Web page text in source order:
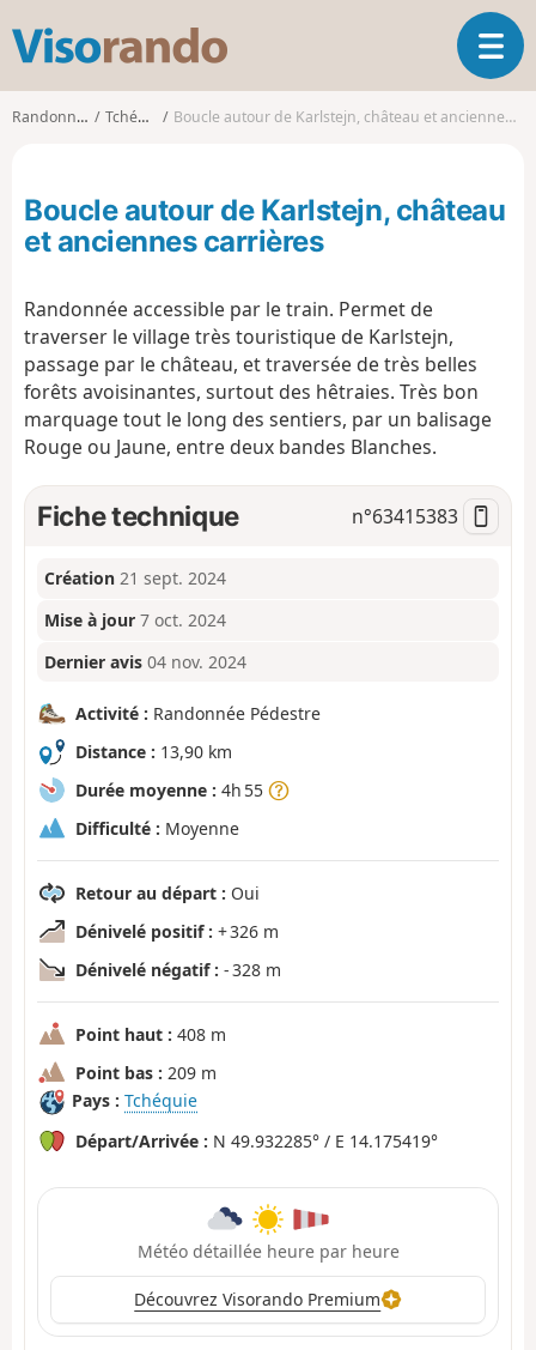
s
o
d
o
O
u
l
i
n
Randonnées Tchéquie Boucle autour de Karlstejn, château et anciennes carrières
Boucle autour de Karlstejn, château
et anciennes carrières
Randonnée accessible par le train. Permet de
traverser le village très touristique de Karlstejn,
passage par le château, et traversée de très belles
forêts avoisinantes, surtout des hêtraies. Très bon
marquage tout le long des sentiers, par un balisage
Rouge ou Jaune, entre deux bandes Blanches.
Fiche technique n°63415383
Création 21 sept. 2024
Mise à jour 7 oct. 2024
Dernier avis 04 nov. 2024
Activité : Randonnée Pédestre
Distance : 13,90 km
Durée moyenne : 4h 55
Difficulté : Moyenne
Retour au départ : Oui
Dénivelé positif : + 326 m
Dénivelé négatif : - 328 m
Point haut : 408 m
Point bas : 209 m
Pays : Tchéquie
Départ/Arrivée : N 49.932285° / E 14.175419°
Météo détaillée heure par heure
Découvrez Visorando Premium